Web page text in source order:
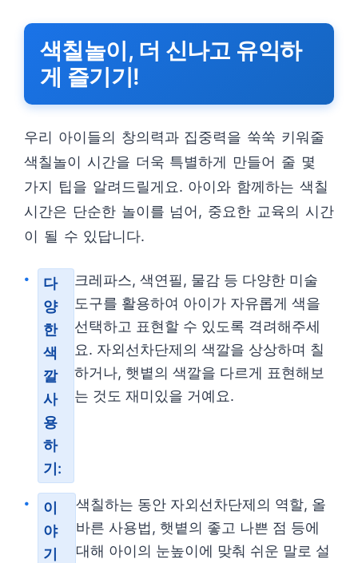
색칠놀이, 더 신나고 유익하
게 즐기기!
우리 아이들의 창의력과 집중력을 쑥쑥 키워줄
색칠놀이 시간을 더욱 특별하게 만들어 줄 몇
가지 팁을 알려드릴게요. 아이와 함께하는 색칠
시간은 단순한 놀이를 넘어, 중요한 교육의 시간
이 될 수 있답니다.
다
양
한
색
깔
사
용
하
기:
크레파스, 색연필, 물감 등 다양한 미술
도구를 활용하여 아이가 자유롭게 색을
선택하고 표현할 수 있도록 격려해주세
요. 자외선차단제의 색깔을 상상하며 칠
하거나, 햇볕의 색깔을 다르게 표현해보
는 것도 재미있을 거예요.
이
야
기
색칠하는 동안 자외선차단제의 역할, 올
바른 사용법, 햇볕의 좋고 나쁜 점 등에
대해 아이의 눈높이에 맞춰 쉬운 말로 설